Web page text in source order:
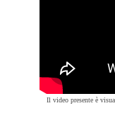
Il video presente è